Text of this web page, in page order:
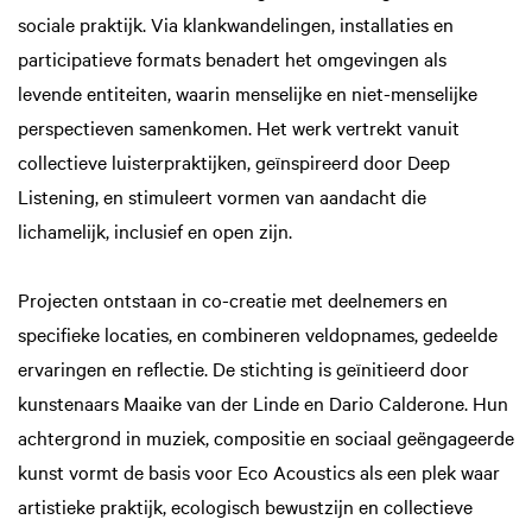
sociale praktijk. Via klankwandelingen, installaties en
participatieve formats benadert het omgevingen als
levende entiteiten, waarin menselijke en niet-menselijke
perspectieven samenkomen. Het werk vertrekt vanuit
collectieve luisterpraktijken, geïnspireerd door Deep
Listening, en stimuleert vormen van aandacht die
lichamelijk, inclusief en open zijn.
Projecten ontstaan in co-creatie met deelnemers en
specifieke locaties, en combineren veldopnames, gedeelde
ervaringen en reflectie. De stichting is geïnitieerd door
kunstenaars Maaike van der Linde en Dario Calderone. Hun
achtergrond in muziek, compositie en sociaal geëngageerde
kunst vormt de basis voor Eco Acoustics als een plek waar
artistieke praktijk, ecologisch bewustzijn en collectieve